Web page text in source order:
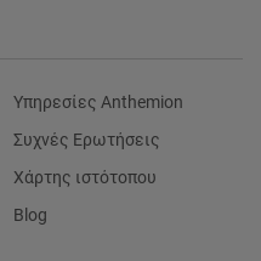
Υπηρεσίες Anthemion
Συχνές Ερωτήσεις
Χάρτης ιστότοπου
Blog